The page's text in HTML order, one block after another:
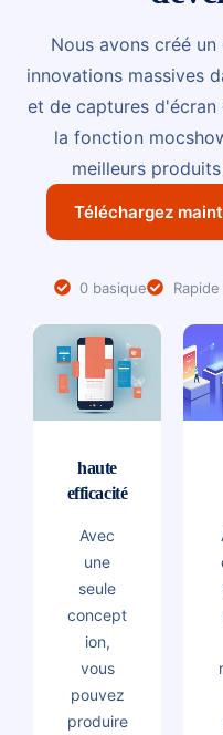
Nous avons créé
innovations massives
et de captures
la fonction
meilleurs
Téléchargez
0 basique
haute
efficacité
Avec
une
seule
concept
ion,
vous
pouvez
produire